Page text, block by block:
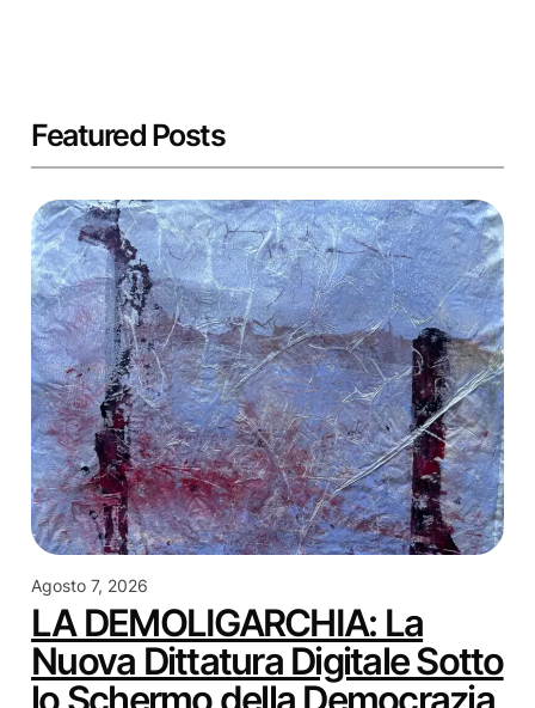
Featured Posts
Agosto 7, 2026
LA DEMOLIGARCHIA: La
Nuova Dittatura Digitale Sotto